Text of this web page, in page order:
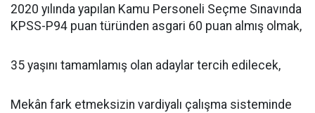
2020 yılında yapılan Kamu Personeli Seçme Sınavında
KPSS-P94 puan türünden asgari 60 puan almış olmak,
35 yaşını tamamlamış olan adaylar tercih edilecek,
Mekân fark etmeksizin vardiyalı çalışma sisteminde